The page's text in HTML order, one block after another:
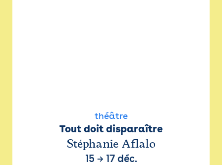
théâtre
Tout doit disparaître
Stéphanie Aflalo
15 → 17 déc.